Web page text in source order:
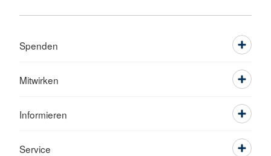
Spenden
Mitwirken
Informieren
Service